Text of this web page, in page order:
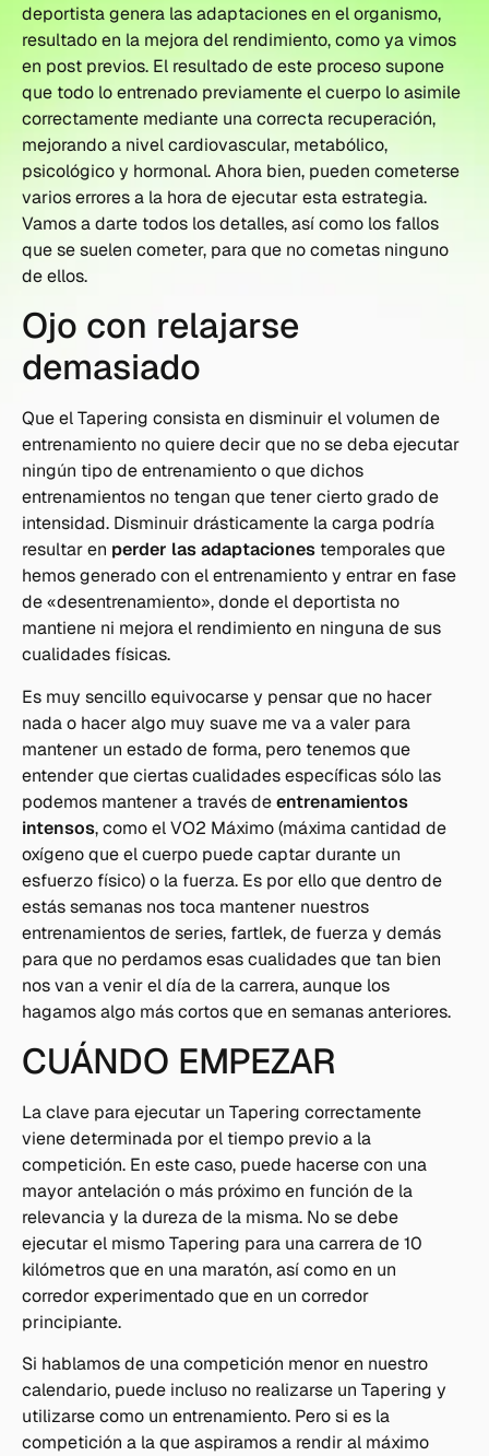
deportista genera las adaptaciones en el organismo,
resultado en la mejora del rendimiento, como ya vimos
en post previos. El resultado de este proceso supone
que todo lo entrenado previamente el cuerpo lo asimile
correctamente mediante una correcta recuperación,
mejorando a nivel cardiovascular, metabólico,
psicológico y hormonal. Ahora bien, pueden cometerse
varios errores a la hora de ejecutar esta estrategia.
Vamos a darte todos los detalles, así como los fallos
que se suelen cometer, para que no cometas ninguno
de ellos.
Ojo con relajarse
demasiado
Que el Tapering consista en disminuir el volumen de
entrenamiento no quiere decir que no se deba ejecutar
ningún tipo de entrenamiento o que dichos
entrenamientos no tengan que tener cierto grado de
intensidad. Disminuir drásticamente la carga podría
resultar en perder las adaptaciones temporales que
hemos generado con el entrenamiento y entrar en fase
de «desentrenamiento», donde el deportista no
mantiene ni mejora el rendimiento en ninguna de sus
cualidades físicas.
Es muy sencillo equivocarse y pensar que no hacer
nada o hacer algo muy suave me va a valer para
mantener un estado de forma, pero tenemos que
entender que ciertas cualidades específicas sólo las
podemos mantener a través deentrenamientos
intensos, como el VO2 Máximo (máxima cantidad de
oxígeno que el cuerpo puede captar durante un
esfuerzo físico) o la fuerza. Es por ello que dentro de
estás semanas nos toca mantener nuestros
entrenamientos de series, fartlek, de fuerza y demás
para que no perdamos esas cualidades que tan bien
nos van a venir el día de la carrera, aunque los
hagamos algo más cortos que en semanas anteriores.
CUÁNDO EMPEZAR
La clave para ejecutar un Tapering correctamente
viene determinada por el tiempo previo a la
competición. En este caso, puede hacerse con una
mayor antelación o más próximo en función de la
relevancia y la dureza de la misma. No se debe
ejecutar el mismo Tapering para una carrera de 10
kilómetros que en una maratón, así como en un
corredor experimentado que en un corredor
principiante.
Si hablamos de una competición menor en nuestro
calendario, puede incluso no realizarse un Tapering y
utilizarse como un entrenamiento. Pero si es la
competición a la que aspiramos a rendir al máximo